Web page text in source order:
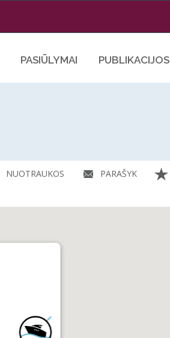
PASIŪLYMAI PUBLIKACIJOS
NUOTRAUKOS PARAŠYK